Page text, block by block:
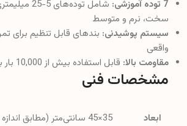
7 توده آموزشی:
شامل
سخت، نرم و متوسط
سیستم پوشیدنی: بندهای قابل تنظیم برای
واقعی
مقاومت بالا: قابل استفاده بیش از 10,000 بار بدون تغییر شکل
مشخصات فنی
ابعاد 35×45 سانتی‌متر (مطابق اندازه طبیعی)